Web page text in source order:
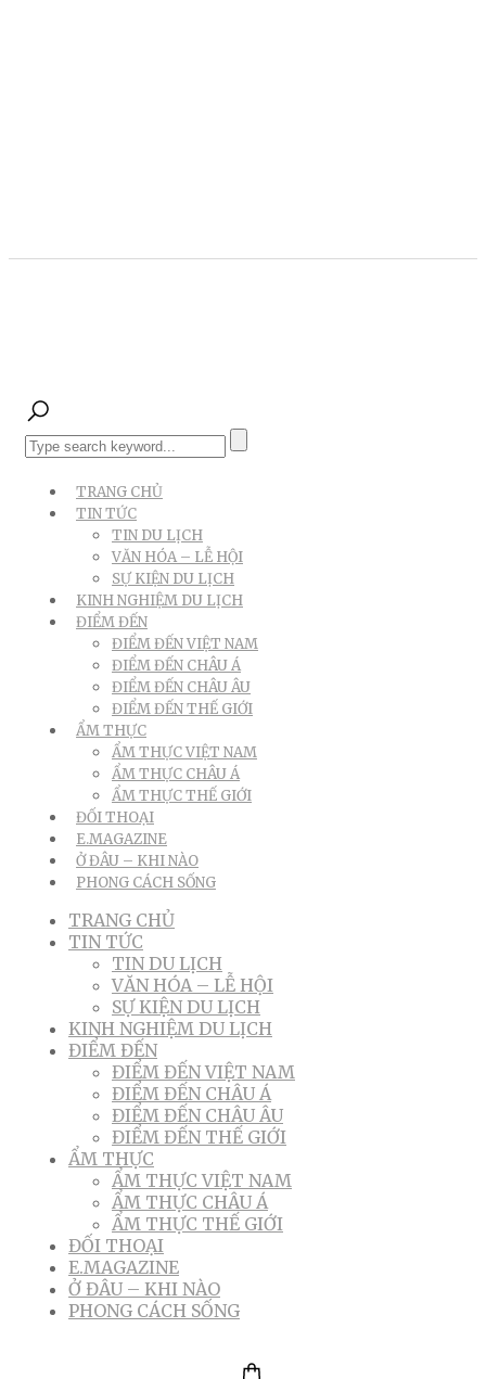
TRANG CHỦ
TIN TỨC
TIN DU LỊCH
VĂN HÓA – LỄ HỘI
SỰ KIỆN DU LỊCH
KINH NGHIỆM DU LỊCH
ĐIỂM ĐẾN
ĐIỂM ĐẾN VIỆT NAM
ĐIỂM ĐẾN CHÂU Á
ĐIỂM ĐẾN CHÂU ÂU
ĐIỂM ĐẾN THẾ GIỚI
ẨM THỰC
ẨM THỰC VIỆT NAM
ẨM THỰC CHÂU Á
ẨM THỰC THẾ GIỚI
ĐỐI THOẠI
E.MAGAZINE
Ở ĐÂU – KHI NÀO
PHONG CÁCH SỐNG
TRANG CHỦ
TIN TỨC
TIN DU LỊCH
VĂN HÓA – LỄ HỘI
SỰ KIỆN DU LỊCH
KINH NGHIỆM DU LỊCH
ĐIỂM ĐẾN
ĐIỂM ĐẾN VIỆT NAM
ĐIỂM ĐẾN CHÂU Á
ĐIỂM ĐẾN CHÂU ÂU
ĐIỂM ĐẾN THẾ GIỚI
ẨM THỰC
ẨM THỰC VIỆT NAM
ẨM THỰC CHÂU Á
ẨM THỰC THẾ GIỚI
ĐỐI THOẠI
E.MAGAZINE
Ở ĐÂU – KHI NÀO
PHONG CÁCH SỐNG